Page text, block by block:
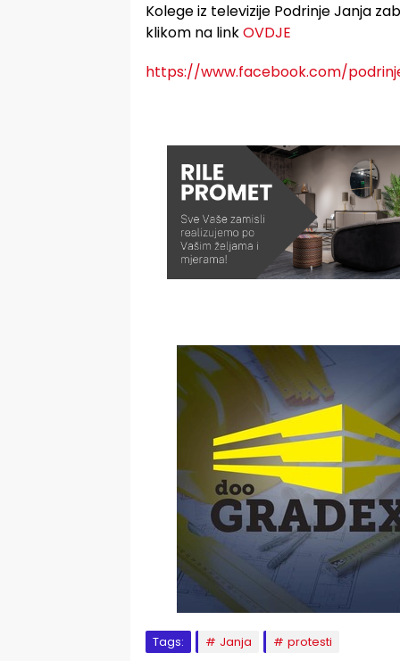
Kolege iz televizije Podrinje Janja
klikom na linkOVDJE
https://www.facebook.com/
Tags: Janja protesti